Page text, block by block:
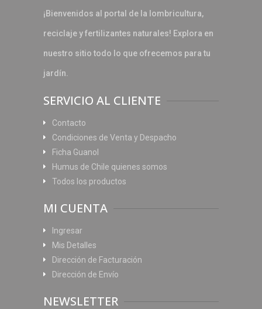
¡Bienvenidos al portal de la lombricultura,
reciclaje y fertilizantes naturales! Explora en
nuestro sitio todo lo que ofrecemos para tu
jardín.
SERVICIO AL CLIENTE
Contacto
Condiciones de Venta y Despacho
Ficha Guanol
Humus de Chile quienes somos
Todos los productos
MI CUENTA
Ingresar
Mis Detalles
Dirección de Facturación
Dirección de Envío
NEWSLETTER